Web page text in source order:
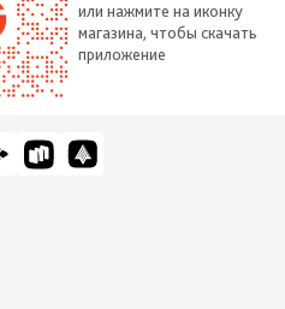
или нажмите на иконку
магазина, чтобы скачать
приложение